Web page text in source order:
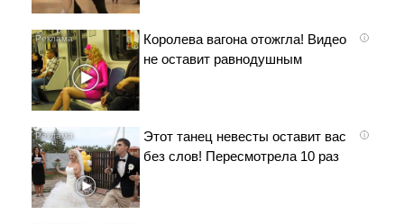
i
Королева вагона отожгла! Видео
не оставит равнодушным
i
Этот танец невесты оставит вас
без слов! Пересмотрела 10 раз